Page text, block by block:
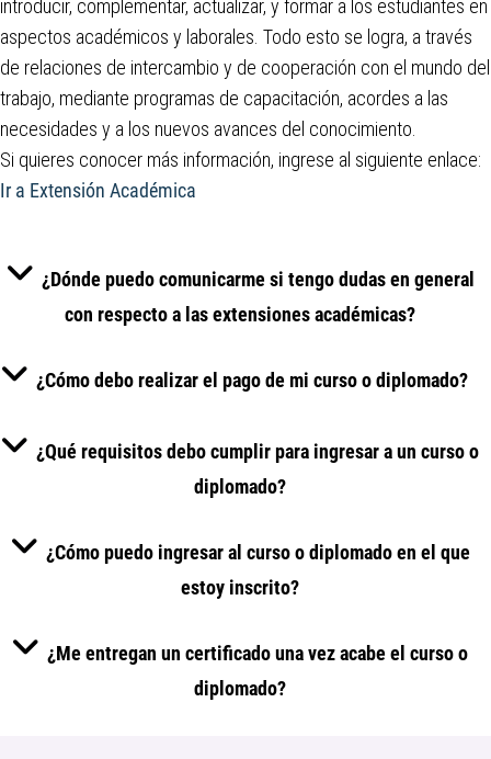
introducir, complementar, actualizar, y formar a los estudiantes en
aspectos académicos y laborales. Todo esto se logra, a través
de relaciones de intercambio y de cooperación con el mundo del
trabajo, mediante programas de capacitación, acordes a las
necesidades y a los nuevos avances del conocimiento.
Si quieres conocer más información, ingrese al siguiente enlace:
Ir a Extensión Académica
¿Dónde puedo comunicarme si tengo dudas en general
con respecto a las extensiones académicas?
¿Cómo debo realizar el pago de mi curso o diplomado?
¿Qué requisitos debo cumplir para ingresar a un curso o
diplomado?
¿Cómo puedo ingresar al curso o diplomado en el que
estoy inscrito?
¿Me entregan un certificado una vez acabe el curso o
diplomado?